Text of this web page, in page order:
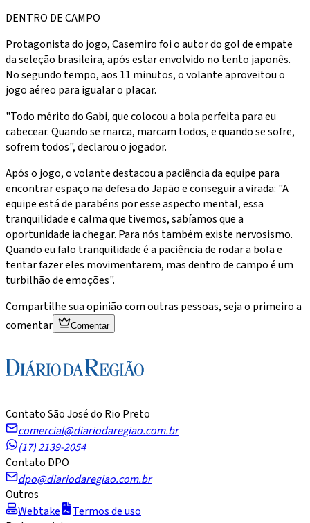
DENTRO DE CAMPO
Protagonista do jogo, Casemiro foi o autor do gol de empate
da seleção brasileira, após estar envolvido no tento japonês.
No segundo tempo, aos 11 minutos, o volante aproveitou o
jogo aéreo para igualar o placar.
"Todo mérito do Gabi, que colocou a bola perfeita para eu
cabecear. Quando se marca, marcam todos, e quando se sofre,
sofrem todos", declarou o jogador.
Após o jogo, o volante destacou a paciência da equipe para
encontrar espaço na defesa do Japão e conseguir a virada: "A
equipe está de parabéns por esse aspecto mental, essa
tranquilidade e calma que tivemos, sabíamos que a
oportunidade ia chegar. Para nós também existe nervosismo.
Quando eu falo tranquilidade é a paciência de rodar a bola e
tentar fazer eles movimentarem, mas dentro de campo é um
turbilhão de emoções".
Compartilhe sua opinião com outras pessoas, seja o primeiro a
comentar
Comentar
Contato São José do Rio Preto
comercial@diariodaregiao.com.br
(17) 2139-2054
Contato DPO
dpo@diariodaregiao.com.br
Outros
Webtake
Termos de uso